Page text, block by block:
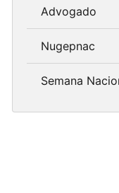
Advogado
Nugepnac
Semana